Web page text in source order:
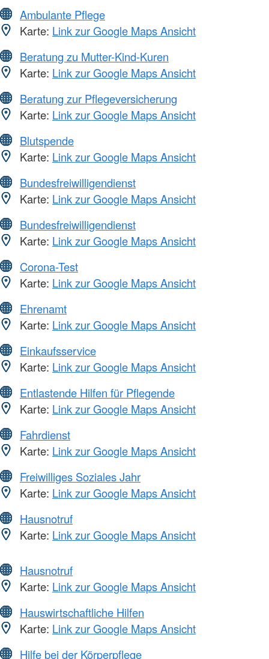
Ambulante Pflege
Karte: Link zur Google Maps Ansicht
Beratung zu Mutter-Kind-Kuren
Karte: Link zur Google Maps Ansicht
Beratung zur Pflegeversicherung
Karte: Link zur Google Maps Ansicht
Blutspende
Karte: Link zur Google Maps Ansicht
Bundesfreiwilligendienst
Karte: Link zur Google Maps Ansicht
Bundesfreiwilligendienst
Karte: Link zur Google Maps Ansicht
Corona-Test
Karte: Link zur Google Maps Ansicht
Ehrenamt
Karte: Link zur Google Maps Ansicht
Einkaufsservice
Karte: Link zur Google Maps Ansicht
Entlastende Hilfen für Pflegende
Karte: Link zur Google Maps Ansicht
Fahrdienst
Karte: Link zur Google Maps Ansicht
Freiwilliges Soziales Jahr
Karte: Link zur Google Maps Ansicht
Hausnotruf
Karte: Link zur Google Maps Ansicht
Hausnotruf
Karte: Link zur Google Maps Ansicht
Hauswirtschaftliche Hilfen
Karte: Link zur Google Maps Ansicht
Hilfe bei der Körperpflege